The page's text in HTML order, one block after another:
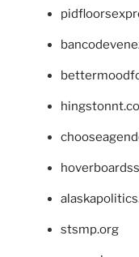
stsmp.org